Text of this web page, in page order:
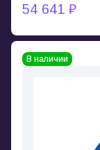
54 641 ₽
В наличии